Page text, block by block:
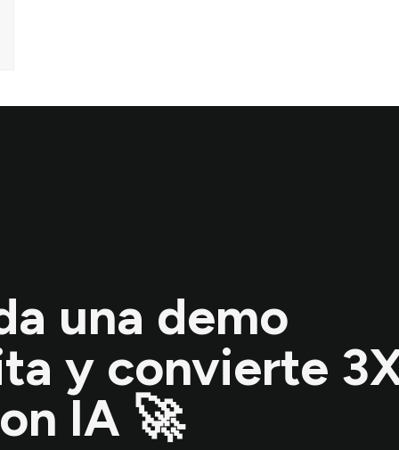
una demo
y convierte
IA 🚀